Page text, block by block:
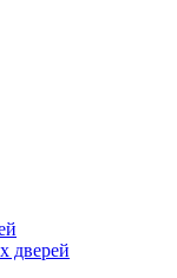
дверей